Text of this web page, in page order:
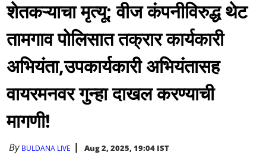
शेतकऱ्याचा मृत्यू; वीज कंपनीविरुद्ध थेट
तामगाव पोलिसात तक्रार कार्यकारी
अभियंता,उपकार्यकारी अभियंतासह
वायरमनवर गुन्हा दाखल करण्याची
मागणी!
By BULDANA LIVE Aug 2, 2025, 19:04 IST